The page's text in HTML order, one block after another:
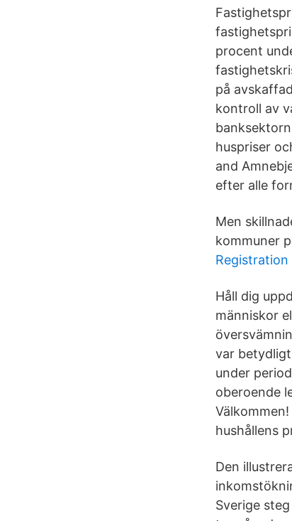
procent
på
kontroll av
huspriser
and
efter alle
Men
kommuner
Håll dig
människor
var
under
oberoende
hushållens
Den
Sverige